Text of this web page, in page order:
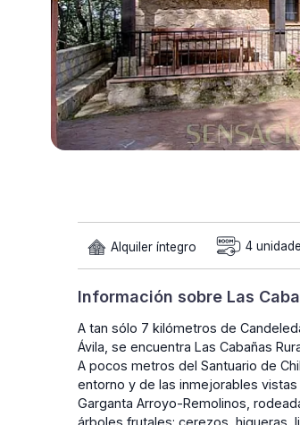
Alquiler íntegro 4
Información sobre Las
A tan sólo 7 kilómetros de
Ávila, se encuentra Las Cabañas
A pocos metros del Santuario de
entorno y de las inmejorables
Garganta Arroyo-Remolinos,
árboles frutales: cerezos, higueras,